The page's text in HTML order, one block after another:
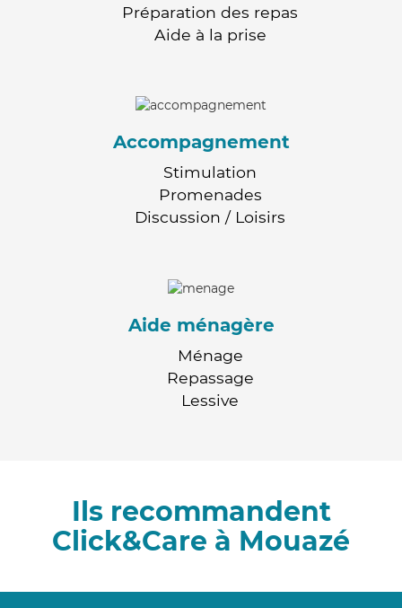
Préparation des repas
Aide à la prise
Accompagnement
Stimulation
Promenades
Discussion / Loisirs
Aide ménagère
Ménage
Repassage
Lessive
Ils recommandent
Click&Care à Mouazé